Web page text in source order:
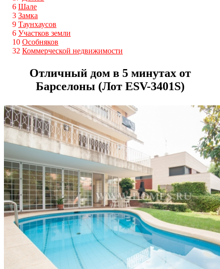
6 Шале
3 Замка
9 Таунхаусов
6 Участков земли
10 Особняков
32 Коммерческой недвижимости
Отличный дом в 5 минутах от
Барселоны (Лот ESV-3401S)